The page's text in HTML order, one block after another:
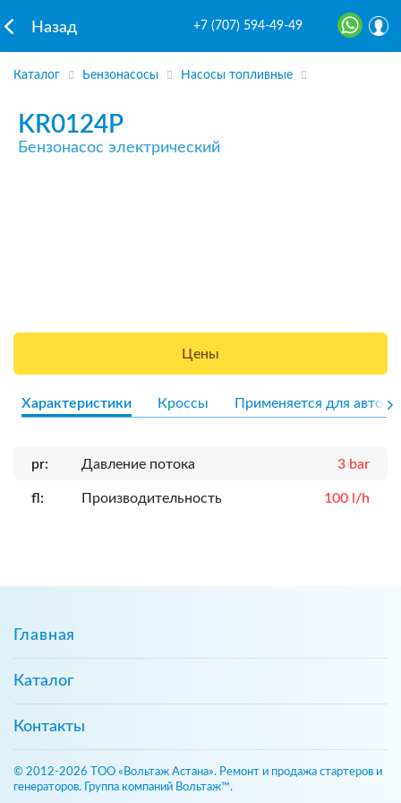
Назад +7 (707) 594-49-49
Каталог Бензонасосы Насосы топливные
KR0124P
Бензонасос электрический
Цены
Характеристики Кроссы Применяется для авто
pr: Давление потока 3 bar
fl: Производительность 100 l/h
Главная
Каталог
Контакты
© 2012-2026 ТОО «Вольтаж Астана». Ремонт и продажа стартеров и
генераторов. Группа компаний Вольтаж™.